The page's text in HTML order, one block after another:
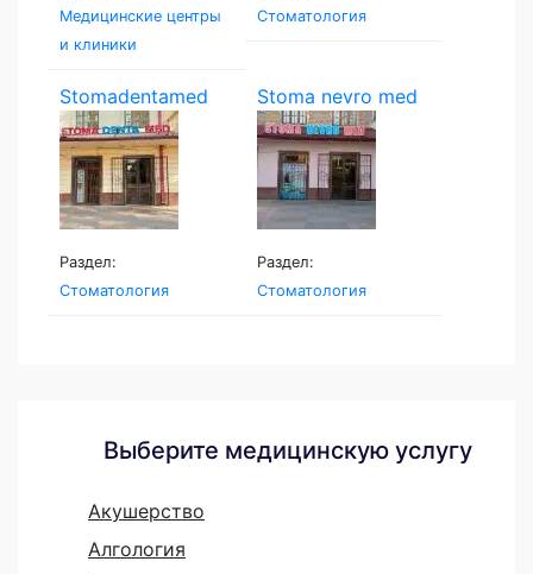
Медицинские центры
и клиники
Стоматология
Stomadentamed
Раздел:
Стоматология
Stoma nevro med
Раздел:
Стоматология
Выберите медицинскую услугу
Акушерство
Алгология